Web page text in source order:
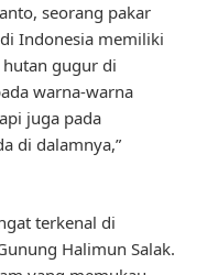
seorang pakar
Indonesia memiliki
hutan gugur di
warna-warna
juga pada
di dalamnya,”
terkenal di
Halimun Salak.